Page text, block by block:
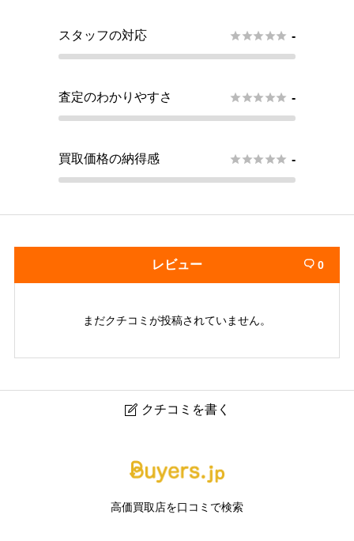
スタッフの対応  -
査定のわかりやすさ  -
買取価格の納得感  -
レビュー  0
まだクチコミが投稿されていません。
 クチコミを書く
小杉のブランド品・時計・貴金属買取専門店
高価買取店を口コミで検索